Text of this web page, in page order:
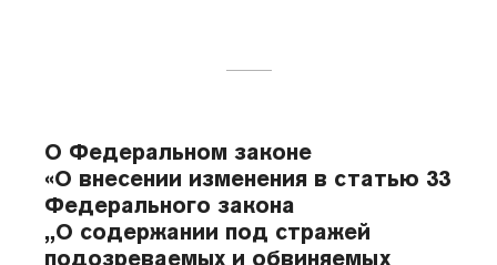
О Федеральном законе
«О внесении изменения в статью 33
Федерального закона
„О содержании под стражей
подозреваемых и обвиняемых